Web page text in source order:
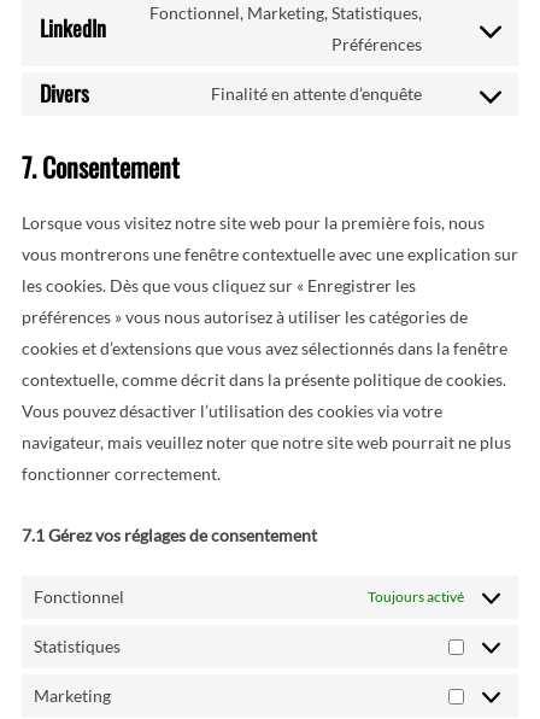
service
LinkedIn
Fonctionnel, Marketing, Statistiques,
Préférences
Consent
service
Divers Finalité en attente d’enquête
Consent
7. Consentement
Lorsque vous visitez notre site web pour la première fois, nous
vous montrerons une fenêtre contextuelle avec une explication sur
les cookies. Dès que vous cliquez sur « Enregistrer les
préférences » vous nous autorisez à utiliser les catégories de
cookies et d’extensions que vous avez sélectionnés dans la fenêtre
contextuelle, comme décrit dans la présente politique de cookies.
Vous pouvez désactiver l’utilisation des cookies via votre
navigateur, mais veuillez noter que notre site web pourrait ne plus
fonctionner correctement.
7.1 Gérez vos réglages de consentement
Fonctionnel Toujours activé
Statistiques
Marketing
Marketing